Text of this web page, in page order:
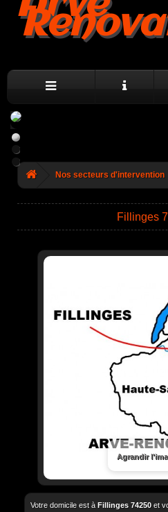
Nos secteurs d'intervention
Fillinges
Agrandir
Votre domicile est à Fillinges 74250 et